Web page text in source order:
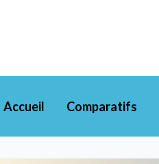
Accueil Comparatifs